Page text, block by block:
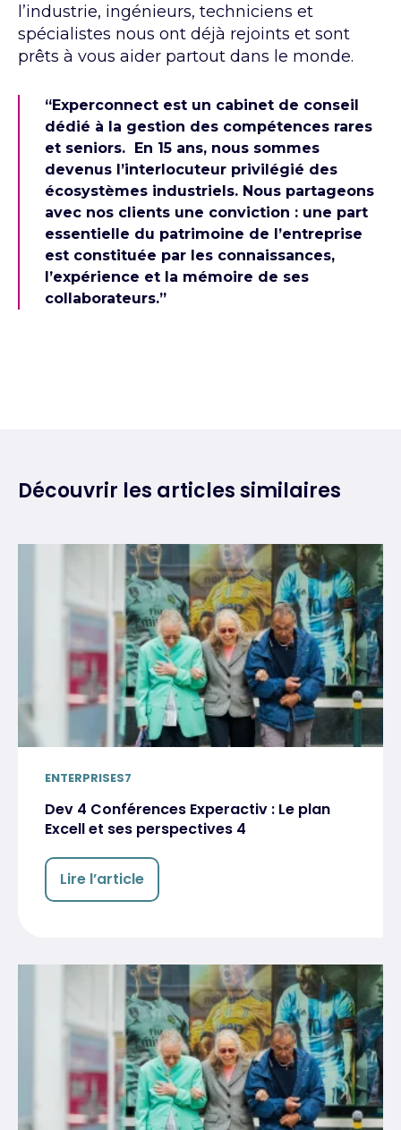
l’industrie, ingénieurs, techniciens et
spécialistes nous ont déjà rejoints et sont
prêts à vous aider partout dans le monde.
“Experconnect est un cabinet de conseil
dédié à la gestion des compétences rares
et seniors. En 15 ans, nous sommes
devenus l’interlocuteur privilégié des
écosystèmes industriels. Nous partageons
avec nos clients une conviction : une part
essentielle du patrimoine de l’entreprise
est constituée par les connaissances,
l’expérience et la mémoire de ses
collaborateurs.”
Découvrir les articles similaires
ENTERPRISES7
Dev 4 Conférences Experactiv : Le plan
Excell et ses perspectives 4
Lire l’article